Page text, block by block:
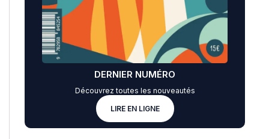
DERNIER NUMÉRO
Découvrez toutes les nouveautés
LIRE EN LIGNE